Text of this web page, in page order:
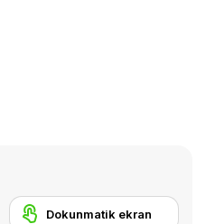
Dokunmatik ekran